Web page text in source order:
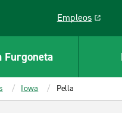
Empleos
Link opens in a
Iowa Pella